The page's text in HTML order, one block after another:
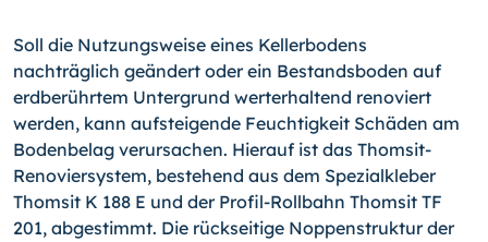
Soll die Nutzungsweise eines Kellerbodens
nachträglich geändert oder ein Bestandsboden auf
erdberührtem Untergrund wert­erhaltend renoviert
werden, kann aufsteigende Feuchtigkeit Schäden am
Boden­belag verursachen. Hierauf ist das Thomsit-
Renoviersystem, bestehend aus dem Spezialkleber
Thomsit K 188 E und der Profil-Rollbahn Thomsit TF
201, abgestimmt. Die rückseitige Noppenstruktur der